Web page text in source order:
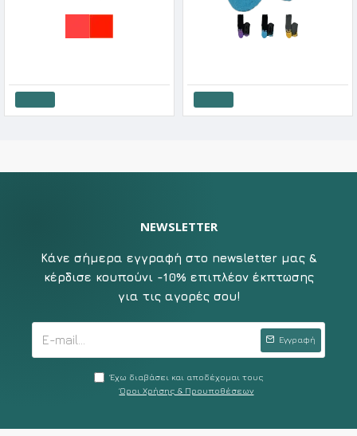
NEWSLETTER
Κάνε σήμερα εγγραφή στο newsletter μας &
κέρδισε κουπούνι -10% επιπλέον έκπτωσης
για τις αγορές σου!
Εγγραφή
Έχω διαβάσει και αποδέχομαι τους
Όροι Χρήσης & Προυποθέσεων